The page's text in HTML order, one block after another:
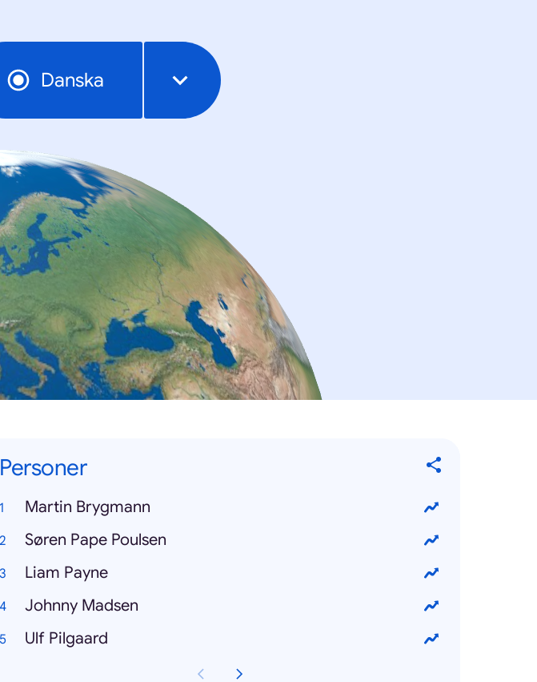
Danska
Personer
Martin Brygmann
Søren Pape Poulsen
Liam Payne
Johnny Madsen
Ulf Pilgaard